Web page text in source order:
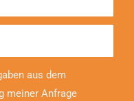
aus dem
meiner Anfrage